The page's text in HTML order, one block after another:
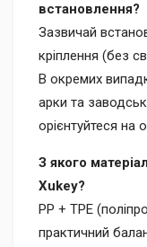
встановлення?
Зазвичай
кріплення (без
В окремих
арки та
орієнтуйтеся на
З якого
Xukey?
PP + TPE
практичний